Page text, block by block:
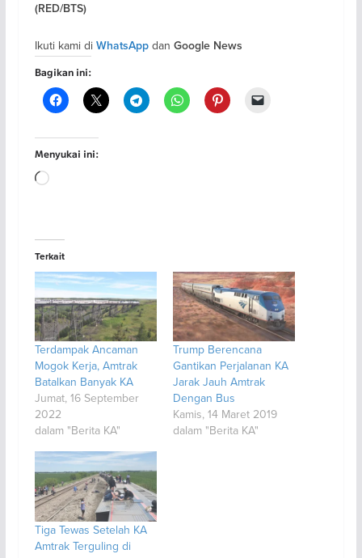
(RED/BTS)
Ikuti kami di WhatsAppdan Google News
Bagikan ini:
Menyukai ini:
Memuat...
Terkait
Terdampak Ancaman
Mogok Kerja, Amtrak
Batalkan Banyak KA
Jumat, 16 September
2022
dalam "Berita KA"
Trump Berencana
Gantikan Perjalanan KA
Jarak Jauh Amtrak
Dengan Bus
Kamis, 14 Maret 2019
dalam "Berita KA"
Tiga Tewas Setelah KA
Amtrak Terguling di